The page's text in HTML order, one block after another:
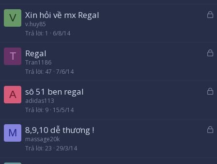
ó
V
ó
Xin hỏi về mx Regal
v.huy85
Trả lời 1 6/8/14
T
ó
Regal
Tran1186
Trả lời 47 7/6/14
A
ó
sô 51 ben regal
adidas113
Trả lời 9 15/5/14
M 8,9,10 dễ thương !
massage20k
Trả lời 23 29/3/14